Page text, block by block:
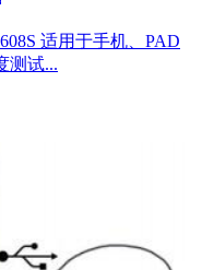
适用于手机、PAD
测试...